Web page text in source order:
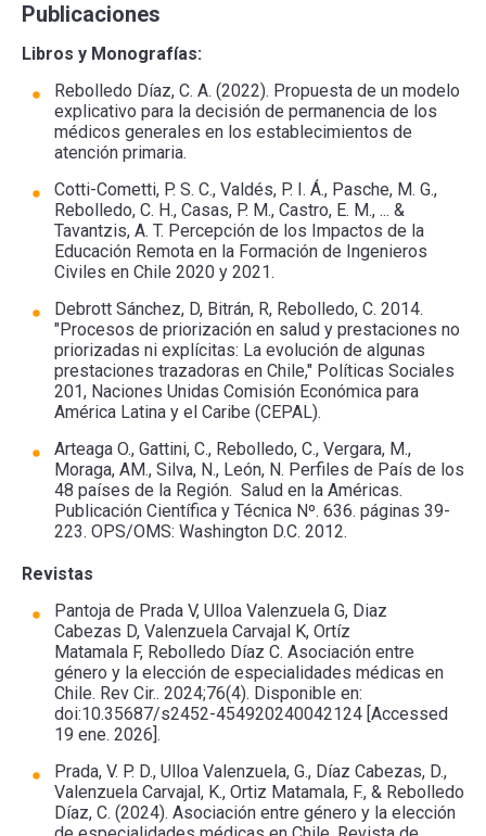
Publicaciones
Libros y Monografías:
Rebolledo Díaz, C. A. (2022). Propuesta de un modelo
explicativo para la decisión de permanencia de los
médicos generales en los establecimientos de
atención primaria.
Cotti-Cometti, P. S. C., Valdés, P. I. Á., Pasche, M. G.,
Rebolledo, C. H., Casas, P. M., Castro, E. M., ... &
Tavantzis, A. T. Percepción de los Impactos de la
Educación Remota en la Formación de Ingenieros
Civiles en Chile 2020 y 2021.
Debrott Sánchez, D, Bitrán, R, Rebolledo, C. 2014.
"Procesos de priorización en salud y prestaciones no
priorizadas ni explícitas: La evolución de algunas
prestaciones trazadoras en Chile," Políticas Sociales
201, Naciones Unidas Comisión Económica para
América Latina y el Caribe (CEPAL).
Arteaga O., Gattini, C., Rebolledo, C., Vergara, M.,
Moraga, AM., Silva, N., León, N. Perfiles de País de los
48 países de la Región. Salud en la Américas.
Publicación Científica y Técnica Nº. 636. páginas 39-
223. OPS/OMS: Washington D.C. 2012.
Revistas
Pantoja de Prada V, Ulloa Valenzuela G, Diaz
Cabezas D, Valenzuela Carvajal K, Ortíz
Matamala F, Rebolledo Díaz C. Asociación entre
género y la elección de especialidades médicas en
Chile. Rev Cir.. 2024;76(4). Disponible en:
doi:10.35687/s2452-454920240042124 [Accessed
19 ene. 2026].
Prada, V. P. D., Ulloa Valenzuela, G., Díaz Cabezas, D.,
Valenzuela Carvajal, K., Ortiz Matamala, F., & Rebolledo
Díaz, C. (2024). Asociación entre género y la elección